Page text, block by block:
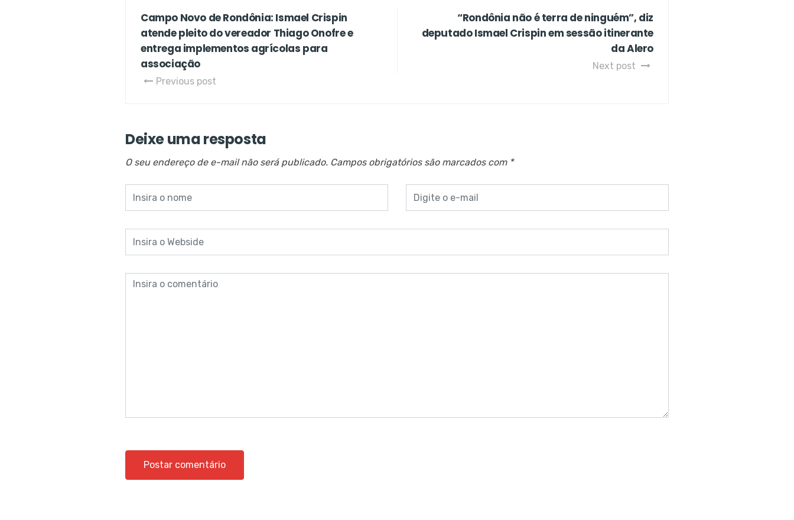
Campo Novo de Rondônia: Ismael Crispin
atende pleito do vereador Thiago Onofre e
entrega implementos agrícolas para
associação
Previous post
“Rondônia não é terra de ninguém”, diz
deputado Ismael Crispin em sessão itinerante
da Alero
Next post
Deixe uma resposta
O seu endereço de e-mail não será publicado. Campos obrigatórios são marcados com *